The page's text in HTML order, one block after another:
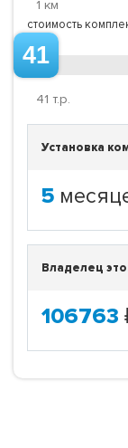
1 км
стоимость
41
41 т.р.
Установка
5
Владелец
106763